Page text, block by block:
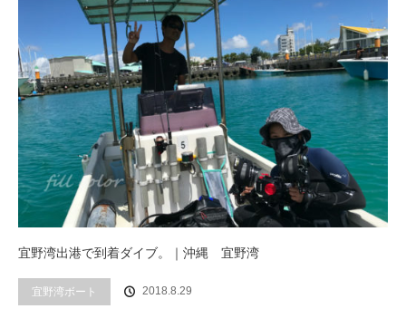
宜野湾出港で到着ダイブ。｜沖縄 宜野湾
宜野湾ボート 2018.8.29